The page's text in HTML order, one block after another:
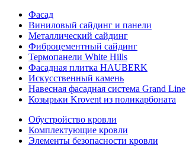
Фасад
Виниловый сайдинг и панели
Металлический сайдинг
Фиброцементный сайдинг
Термопанели White Hills
Фасадная плитка HAUBERK
Искусственный камень
Навесная фасадная система Grand Line
Козырьки Krovent из поликарбоната
Обустройство кровли
Комплектующие кровли
Элементы безопасности кровли